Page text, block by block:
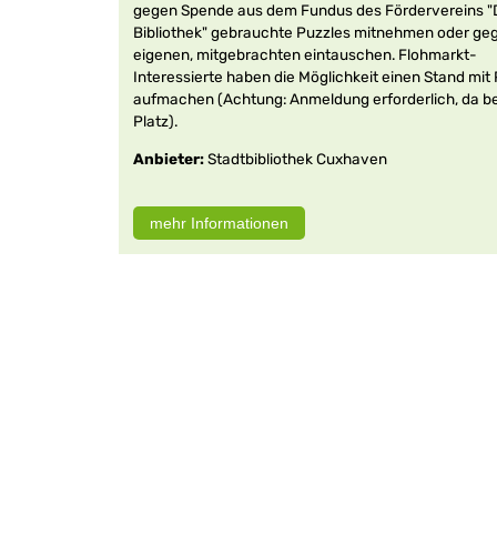
gegen Spende aus dem Fundus des Fördervereins
Bibliothek" gebrauchte Puzzles mitnehmen oder
eigenen, mitgebrachten eintauschen. Flohmarkt-
Interessierte haben die Möglichkeit einen Stand mit
aufmachen (Achtung: Anmeldung erforderlich, da
Platz).
Anbieter:Stadtbibliothek Cuxhaven